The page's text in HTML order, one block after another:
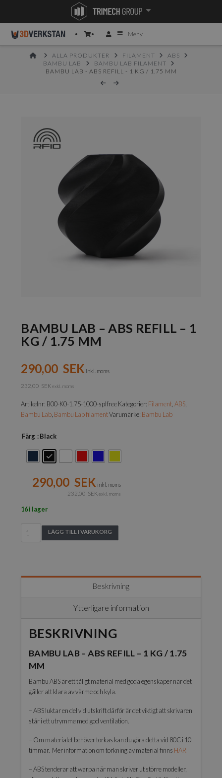
Meny
HOMEALLA PRODUKTER FILAMENT
ABS
BAMBU LAB
BAMBU LAB FILAMENT
BAMBU LAB - ABS REFILL - 1 KG / 1.75 MM
BAMBU LAB – ABS REFILL – 1
KG / 1.75 MM
290,00 SEK inkl. moms
232,00 SEK exkl. moms
Artikelnr: B00-K0-1.75-1000-splfreeKategorier: Filament ,ABS
Bambu Lab Bambu Lab filamentVarumärke: Bambu Lab
Färg : Black
290,00 SEK inkl. moms
232,00 SEK exkl. moms
16 i lager
Lab
-
mm
LÄGG TILL I VARUKORG
Beskrivning
Ytterligare information
BESKRIVNING
BAMBU LAB – ABS REFILL – 1 KG / 1.75
MM
Bambu ABS är ett tåligt material med goda egenskaper när det
gäller att klara av värme och kyla.
– ABS luktar en del vid utskrift därför är det viktigt att skrivaren
står i ett utrymme med god ventilation.
– Om materialet behöver torkas kan du göra detta vid 80C i 10
timmar. Mer information om torkning av material finns HÄR
– ABS tenderar att warpa när man skriver ut större modeller,